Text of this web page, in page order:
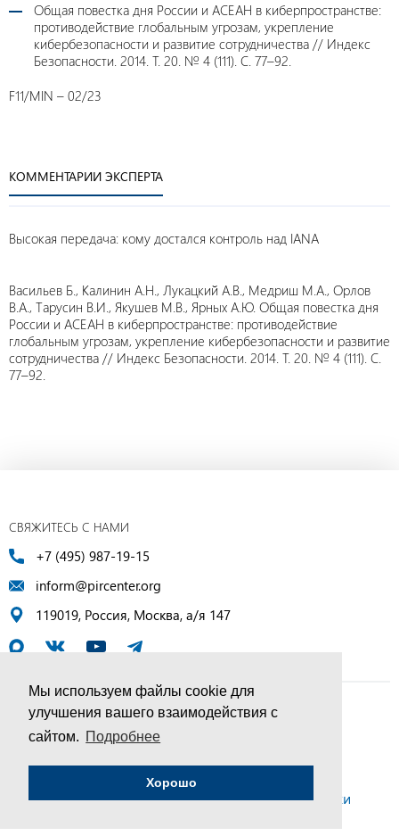
Мы используем файлы cookie для
улучшения вашего взаимодействия с
сайтом. Подробнее
Хорошо
Общая повестка дня России и АСЕАН в киберпространстве:
противодействие глобальным угрозам, укрепление
кибербезопасности и развитие сотрудничества // Индекс
Безопасности. 2014. Т. 20. № 4 (111). С. 77–92.
F11/MIN – 02/23
КОММЕНТАРИИ ЭКСПЕРТА
Высокая передача: кому достался контроль над IANA
Васильев Б., Калинин А.Н., Лукацкий А.В., Медриш М.А., Орлов
В.А., Тарусин В.И., Якушев М.В., Ярных А.Ю. Общая повестка дня
России и АСЕАН в киберпространстве: противодействие
глобальным угрозам, укрепление кибербезопасности и развитие
сотрудничества // Индекс Безопасности. 2014. Т. 20. № 4 (111). С.
77–92.
СВЯЖИТЕСЬ С НАМИ
+7 (495) 987-19-15
inform@pircenter.org
119019, Россия, Москва, а/я 147
© ПИР-Центр, 1994–2025 | Все права защищены
Соглашение об обработке персональных данных
Политика конфиденциальности и условия обработки